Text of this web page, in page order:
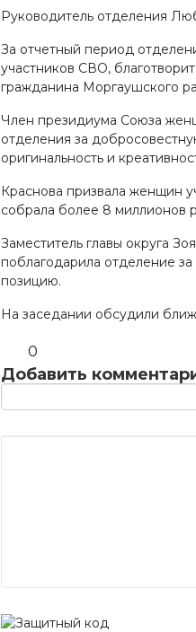
Руководитель отделения
За отчетный период
участников СВО,
гражданина Моргаушского
Член президиума Союза
отделения за
оригинальность и
Краснова призвала женщин
собрала более 8 миллионов
Заместитель главы округа
поблагодарила отделение
позицию.
На заседании обсудили
0
Добавить